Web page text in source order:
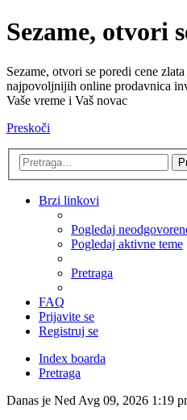
Sezame, otvori
Sezame, otvori se poredi cene
najpovoljnijih online prodavnica
Vaše vreme i Vaš novac
Preskoči
Brzi linkovi
Pogledaj
Pogledaj aktivne teme
Pretraga
FAQ
Prijavite se
Registruj se
Index boarda
Pretraga
Danas je Ned Avg 09, 2026 1:19